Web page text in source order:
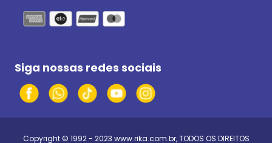
Siga nossas redes sociais
Copyright © 1992 - 2023 www.rika.com.br, TODOS OS DIREITOS